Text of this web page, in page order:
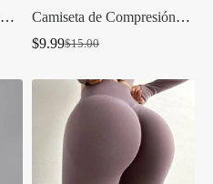
Camiseta de Compresión
Berserker
$15.00
El
original
era:
$15.00.
$9.99El
actual
es:
$9.99.